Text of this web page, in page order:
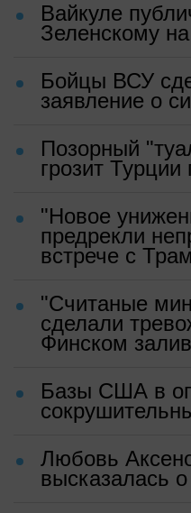
Вайкуле
Зеленскому
Бойцы ВСУ
заявление о
Позорный
грозит Турции
"Новое
предрекли
встрече с
"Считаные
сделали
Финском
Базы США в
Любовь
высказалась